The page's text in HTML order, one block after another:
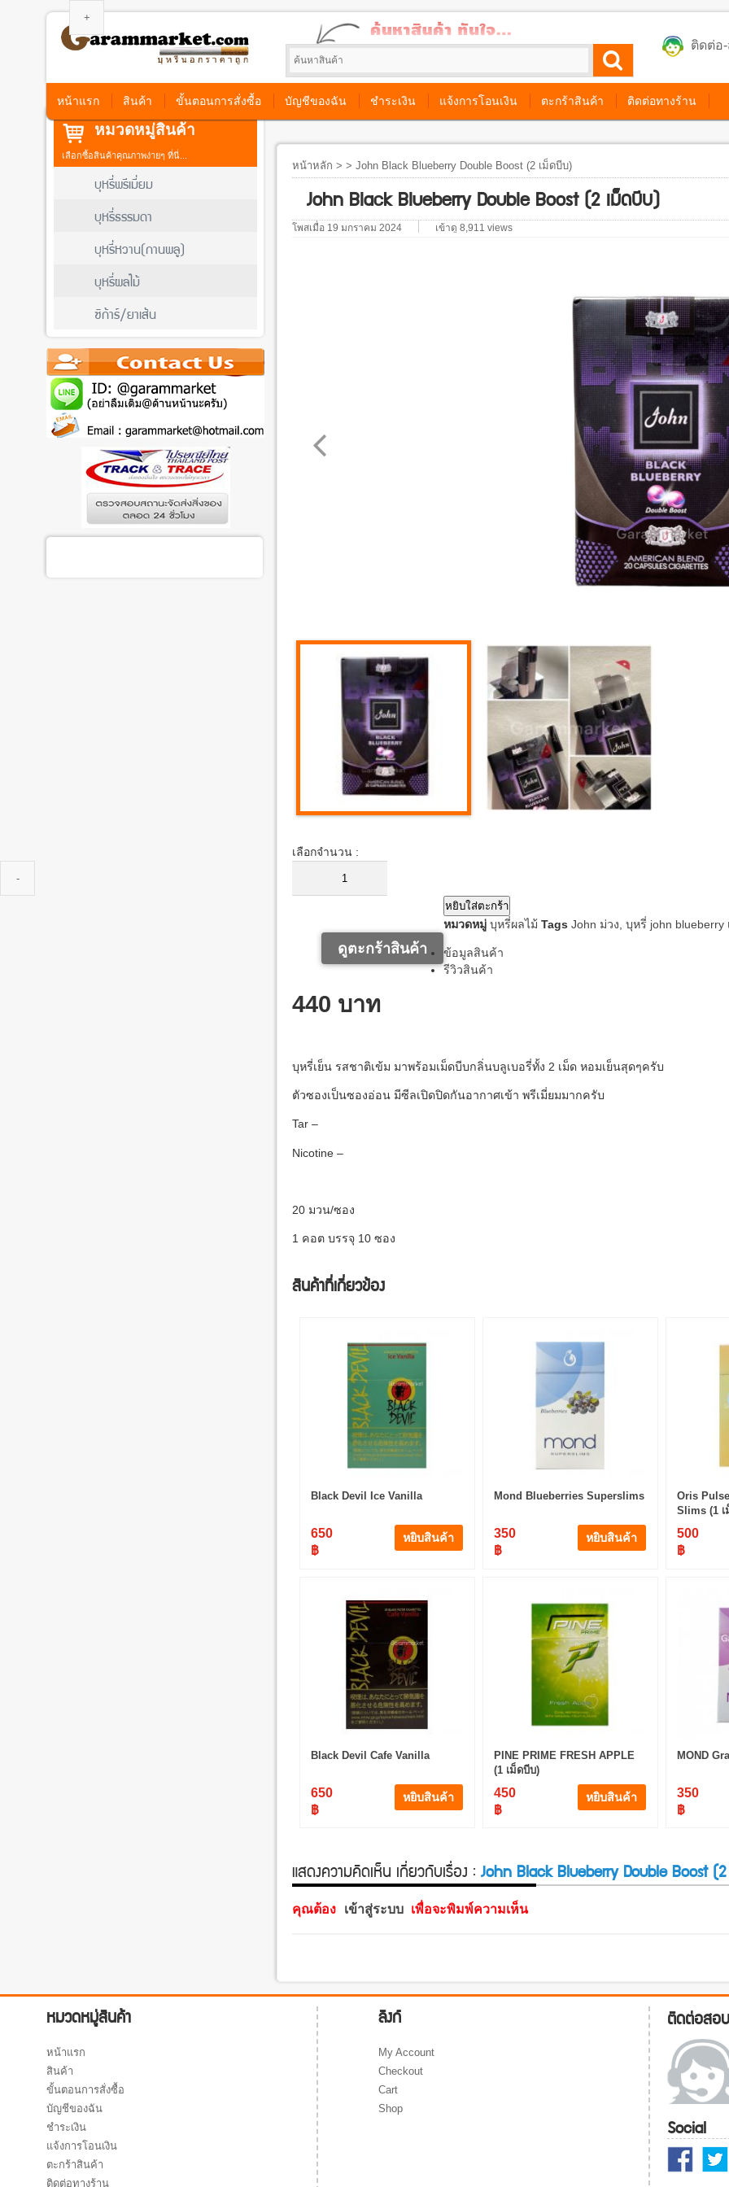
ติดต่อ
หน้าแรก สินค้า ขั้นตอนการสั่งซื้อ บัญชีของฉัน ชำระเงิน แจ้งการโอนเงิน ตะกร้าสินค้า ติดต่อทางร้าน
หน้าหลัก > > John Black Blueberry Double Boost (2 เม็ดบีบ)
John Black Blueberry Double Boost (2 เม็ดบีบ)
โพสเมื่อ 19 มกราคม 2024 เข้าดู 8,911 views
เลือกจำนวน :
หยิบใส่ตะกร้า
ดูตะกร้าสินค้า
หมวดหมู่ บุหรี่ผลไม้ Tags John ม่วง บุหรี่ john blueberry
ข้อมูลสินค้า
รีวิวสินค้า
440 บาท
บุหรี่เย็น รสชาติเข้ม มาพร้อมเม็ดบีบกลิ่นบลูเบอรี่ทั้ง 2 เม็ด หอมเย็นสุดๆครับ
ตัวซองเป็นซองอ่อน มีซีลเปิดปิดกันอากาศเข้า พรีเมี่ยมมากครับ
Tar –
Nicotine –
20 มวน/ซอง
1 คอต บรรจุ 10 ซอง
สินค้าที่เกี่ยวข้อง
Black Devil Ice Vanilla
650
฿
หยิบสินค้า
Mond Blueberries Superslims
350
฿
หยิบสินค้า
Oris
Slims (1 เ
500
฿
Black Devil Cafe Vanilla
650
฿
หยิบสินค้า
PINE PRIME FRESH APPLE
(1 เม็ดบีบ)
450
฿
หยิบสินค้า
MOND
350
฿
แสดงความคิดเห็น เกี่ยวกับเรื่อง :John Black Blueberry Double Boost
คุณต้อง เข้าสู่ระบบ เพื่อจะพิมพ์ความเห็น
หมวดหมู่สินค้า
เลือกซื้อสินค้าคุณภาพง่ายๆ ที่นี่...
บุหรี่พรีเมี่ยม
บุหรี่ธรรมดา
บุหรี่หวาน(กานพลู)
บุหรี่ผลไม้
ซิก้าร์/ยาเส้น
หมวดหมู่สินค้า
หน้าแรก
สินค้า
ขั้นตอนการสั่งซื้อ
บัญชีของฉัน
ชำระเงิน
แจ้งการโอนเงิน
ตะกร้าสินค้า
ติดต่อทางร้าน
ลิงก์
My Account
Checkout
Cart
Shop
ติดต่อสอ
Social